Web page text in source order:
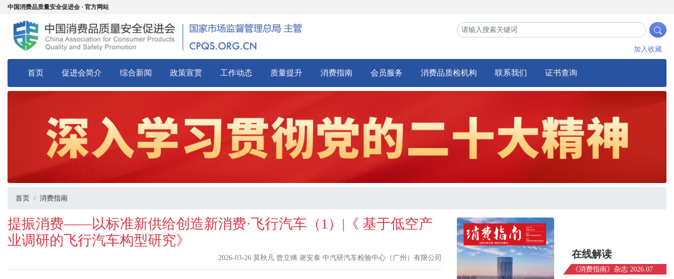
中国消费品质量安全促进会 · 官方网站
加入收藏
首页 促进会简介 综合新闻 政策宣贯 工作动态 质量提升 消费指南 会员服务 消费品质检机构 联系我们 证书查询
首页 消费指南
提振消费——以标准新供给创造新消费·飞行汽车（1）|《 基于低空产
业调研的飞行汽车构型研究》
2026-03-26 莫秋凡 曾立锵 谢安泰 中汽研汽车检验中心（广州）有限公司 在线解读
《消费指南》杂志 2026.07